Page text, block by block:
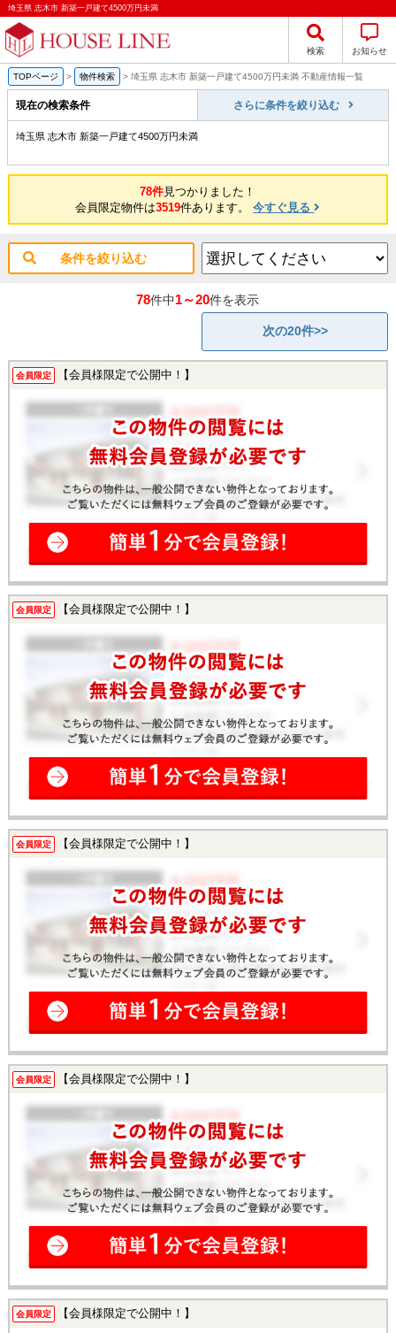
埼玉県 志木市 新築一戸建て4500万円未満
検索 お知らせ
TOPページ > 物件検索 > 埼玉県 志木市 新築一戸建て4500万円未満 不動産情報一覧
現在の検索条件 さらに条件を絞り込む
埼玉県 志木市 新築一戸建て4500万円未満
78件見つかりました！
会員限定物件は3519件あります。今すぐ見る
条件を絞り込む
78件中1～20件を表示
次の20件>>
会員限定 【会員様限定で公開中！】
会員限定 【会員様限定で公開中！】
会員限定 【会員様限定で公開中！】
会員限定 【会員様限定で公開中！】
会員限定 【会員様限定で公開中！】